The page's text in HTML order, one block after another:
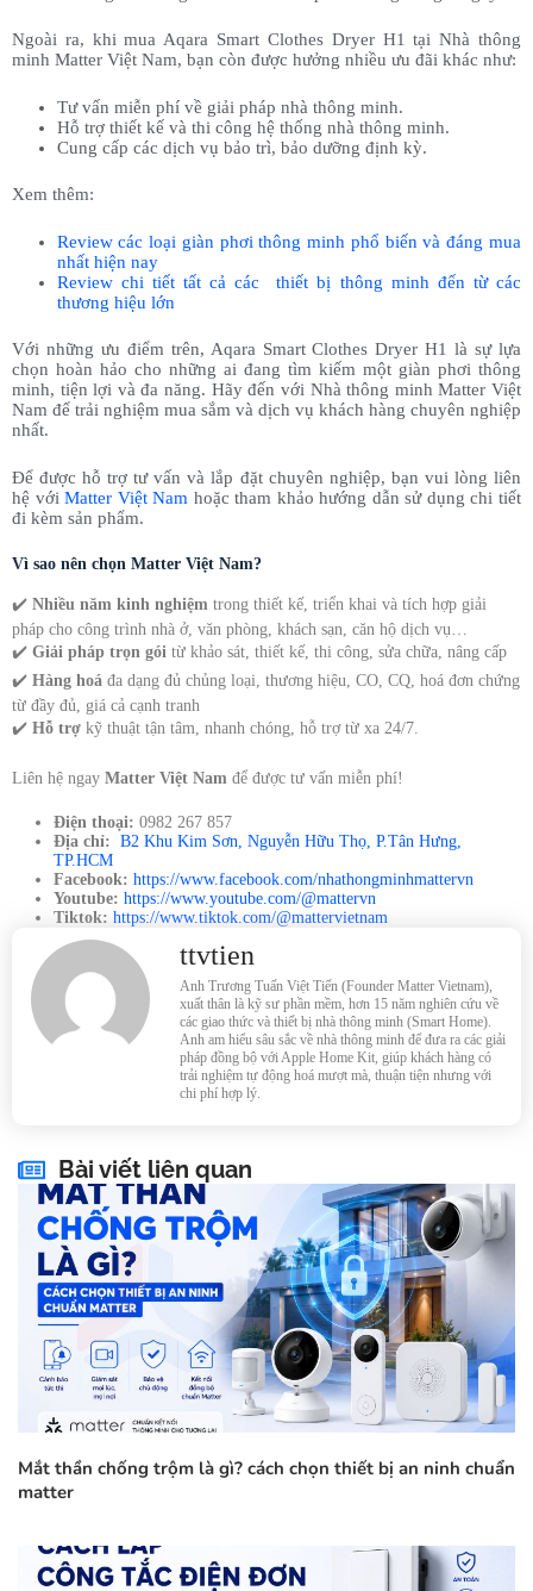
Ngoài ra, khi mua Aqara Smart Clothes Dryer H1 tại Nhà thông
minh Matter Việt Nam, bạn còn được hưởng nhiều ưu đãi khác như:
Tư vấn miễn phí về giải pháp nhà thông minh.
Hỗ trợ thiết kế và thi công hệ thống nhà thông minh.
Cung cấp các dịch vụ bảo trì, bảo dưỡng định kỳ.
Xem thêm:
Review các loại giàn phơi thông minh phổ biến và đáng mua
nhất hiện nay
Review chi tiết tất cả các thiết bị thông minh đến từ các
thương hiệu lớn
Với những ưu điểm trên, Aqara Smart Clothes Dryer H1 là sự lựa
chọn hoàn hảo cho những ai đang tìm kiếm một giàn phơi thông
minh, tiện lợi và đa năng. Hãy đến với Nhà thông minh Matter Việt
Nam để trải nghiệm mua sắm và dịch vụ khách hàng chuyên nghiệp
nhất.
Để được hỗ trợ tư vấn và lắp đặt chuyên nghiệp, bạn vui lòng liên
hệ vớiMatter Việt Nam hoặc tham khảo hướng dẫn sử dụng chi tiết
đi kèm sản phẩm.
Vì sao nên chọn Matter Việt Nam?
✔️ Nhiều năm kinh nghiệm trong thiết kế, triển khai và tích hợp giải
pháp cho công trình nhà ở, văn phòng, khách sạn, căn hộ dịch vụ…
✔️ Giải pháp trọn gói từ khảo sát, thiết kế, thi công, sửa chữa, nâng cấp
✔️ Hàng hoá đa dạng đủ chủng loại, thương hiệu, CO, CQ, hoá đơn chứng
từ đầy đủ, giá cả cạnh tranh
✔️ Hỗ trợ kỹ thuật tận tâm, nhanh chóng, hỗ trợ từ xa 24/7.
Liên hệ ngay Matter Việt Nam để được tư vấn miễn phí!
Điện thoại: 0982 267 857
Địa chỉ: B2 Khu Kim Sơn, Nguyễn Hữu Thọ, P.Tân Hưng,
TP.HCM
Facebook: https://www.facebook.com/nhathongminhmattervn
Youtube: https://www.youtube.com/@mattervn
Tiktok: https://www.tiktok.com/@mattervietnam
ttvtien
Anh Trương Tuấn Việt Tiến (Founder Matter Vietnam),
xuất thân là kỹ sư phần mềm, hơn 15 năm nghiên cứu về
các giao thức và thiết bị nhà thông minh (Smart Home).
Anh am hiểu sâu sắc về nhà thông minh để đưa ra các giải
pháp đồng bộ với Apple Home Kit, giúp khách hàng có
trải nghiệm tự động hoá mượt mà, thuận tiện nhưng với
chi phí hợp lý.
Bài viết liên quan
Mắt thần chống trộm là gì? cách chọn thiết bị an ninh chuẩn
matter